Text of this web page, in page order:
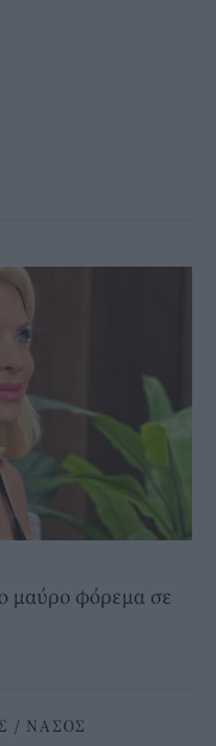
μαύρο φόρεμα σε
/ ΝΑΣΟΣ